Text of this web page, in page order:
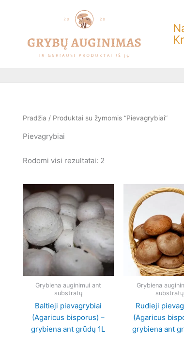
Pradžia / Produktai su žymomis “Pievagrybiai”
Pievagrybiai
Rodomi visi rezultatai: 2
populiarumą
Grybiena auginimui ant
substratų
Baltieji pievagrybiai
(Agaricus bisporus) –
grybiena ant grūdų 1L
Grybiena
substratų
Rudieji
(Agaricus
grybiena ant